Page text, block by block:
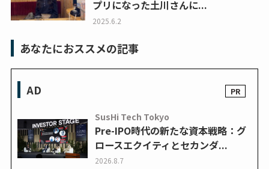
プリになった土川さんに...
2025.6.2
あなたにおススメの記事
AD
SusHi Tech Tokyo
Pre-IPO時代の新たな資本戦略：グ
ロースエクイティとセカンダ...
2026.8.7